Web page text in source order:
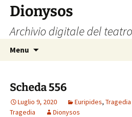
contenuto
Dionysos
Archivio digitale del
Menu
Scheda 556
Luglio 9, 2020 Euripides, Tragedia
Tragedia
Dionysos